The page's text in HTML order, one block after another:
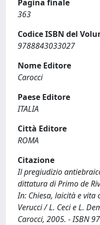
Pagina finale
363
Codice ISBN del
9788843033027
Nome Editore
Carocci
Paese Editore
ITALIA
Città Editore
ROMA
Citazione
Il pregiudizio
dittatura di Primo de
In: Chiesa, laicità e vita
Verucci / L. Ceci e L.
Carocci, 2005. - ISBN